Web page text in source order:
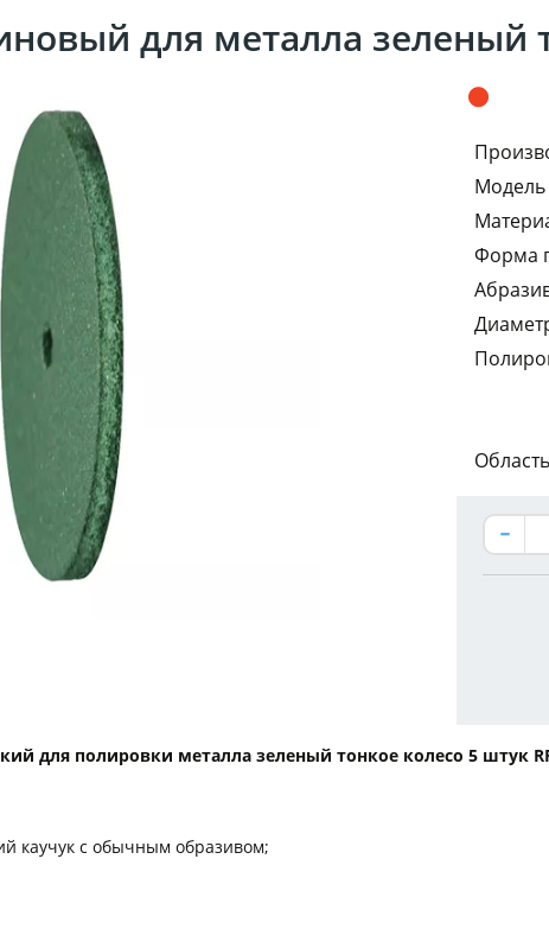
для металла зеленый
Модель
Форма
для полировки металла зеленый тонкое колесо 5 штук
каучук с обычным образивом;